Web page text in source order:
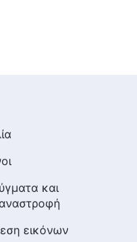
και
εικόνων